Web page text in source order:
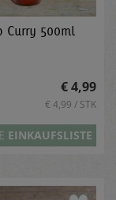
Curry 500ml
€ 4,99
€ 4,99 / STK
EINKAUFSLISTE